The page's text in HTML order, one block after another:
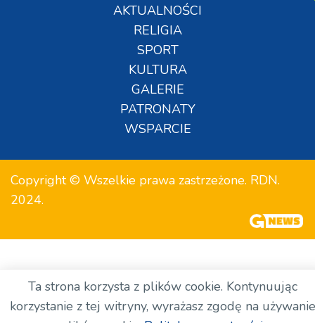
AKTUALNOŚCI
RELIGIA
SPORT
KULTURA
GALERIE
PATRONATY
WSPARCIE
Copyright © Wszelkie prawa zastrzeżone. RDN.
2024.
Ta strona korzysta z plików cookie. Kontynuując
korzystanie z tej witryny, wyrażasz zgodę na używanie